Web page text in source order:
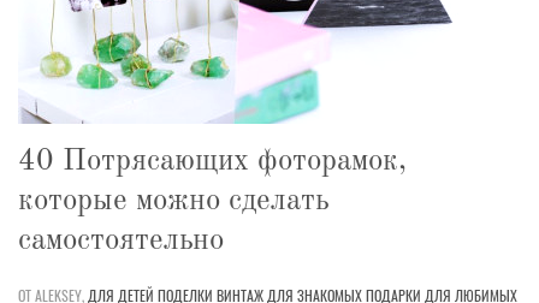
40 Потрясающих фоторамок,
которые можно сделать
самостоятельно
ОТ ALEKSEY, ДЛЯ ДЕТЕЙ ПОДЕЛКИ ВИНТАЖ ДЛЯ ЗНАКОМЫХПОДАРКИ ДЛЯ ЛЮБИМЫХ